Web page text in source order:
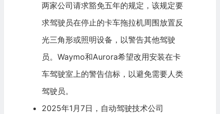
两家公司请求豁免五年的规定，该规定要
求驾驶员在停止的卡车拖拉机周围放置反
光三角形或照明设备，以警告其他驾驶
员。Waymo和Aurora希望改用安装在卡
车驾驶室上的警告信标，以避免需要人类
驾驶员。
2025年1月7日，自动驾驶技术公司